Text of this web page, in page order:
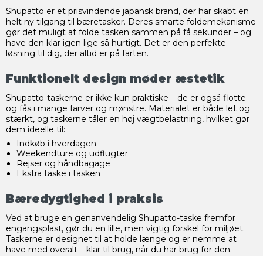
Shupatto er et prisvindende japansk brand, der har skabt en
helt ny tilgang til bæretasker. Deres smarte foldemekanisme
gør det muligt at folde tasken sammen på få sekunder – og
have den klar igen lige så hurtigt. Det er den perfekte
løsning til dig, der altid er på farten.
Funktionelt design møder æstetik
Shupatto-taskerne er ikke kun praktiske – de er også flotte
og fås i mange farver og mønstre. Materialet er både let og
stærkt, og taskerne tåler en høj vægtbelastning, hvilket gør
dem ideelle til:
Indkøb i hverdagen
Weekendture og udflugter
Rejser og håndbagage
Ekstra taske i tasken
Bæredygtighed i praksis
Ved at bruge en genanvendelig Shupatto-taske fremfor
engangsplast, gør du en lille, men vigtig forskel for miljøet.
Taskerne er designet til at holde længe og er nemme at
have med overalt – klar til brug, når du har brug for den.